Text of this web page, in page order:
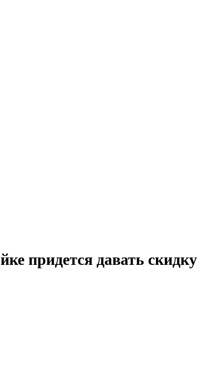
придется давать скидку